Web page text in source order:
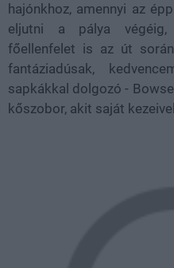
hajónkhoz, amennyi az
eljutni a pálya végéig,
főellenfelet is az út
fantáziadúsak,
sapkákkal dolgozó -
kőszobor, akit saját